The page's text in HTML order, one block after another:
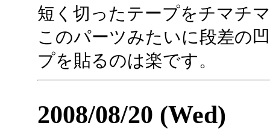
短く切ったテープをチマチ
このパーツみたいに段差の
プを貼るのは楽です。
2008/08/20 (Wed)